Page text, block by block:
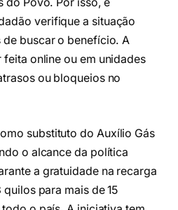
do Povo. Por isso, é
verifique a situação
de buscar o benefício. A
online ou em unidades
ou bloqueios no
substituto do Auxílio Gás
o alcance da política
a gratuidade na recarga
para mais de 15